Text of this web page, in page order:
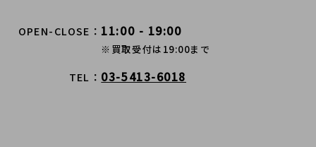
OPEN-CLOSE 11:00 - 19:00
※買取受付は19:00まで
TEL 03-5413-6018